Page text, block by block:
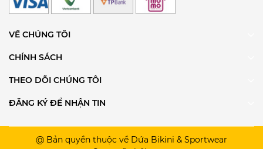
VỀ CHÚNG TÔI
CHÍNH SÁCH
THEO DÕI CHÚNG TÔI
ĐĂNG KÝ ĐỂ NHẬN TIN
@ Bản quyền thuộc về Dứa Bikini & Sportwear